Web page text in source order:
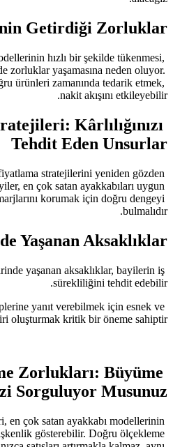
Stok Yönetiminin
En çok satan ayakkabı
bayilerin stok yönetiminde
Yüksek talep dönemlerinde doğru
Fiyatlama
Küresel pazardaki rekabet,
geçirmeyi zorunlu kılıyor. Bayiler,
fiyatlarla sunarken, kâr
Tedarik Zincirinde
Ayakkabı tedarik zincirinde
Hızla değişen tüketici taleplerine
sürdürülebilir bir tedarik zinciri
Ölçekleme
Stratejilerinizi
Bayilerin büyüme stratejileri, en
talebine bağlı olarak